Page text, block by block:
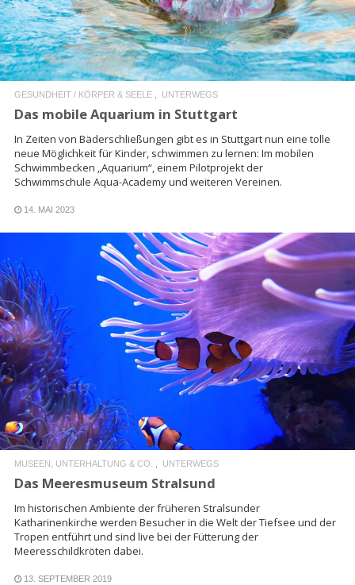
GESUNDHEIT / KÖRPER & SEELE UNTERWEGS
Das mobile Aquarium in Stuttgart
In Zeiten von Bäderschließungen gibt es in Stuttgart nun eine tolle
neue Möglichkeit für Kinder, schwimmen zu lernen: Im mobilen
Schwimmbecken „Aquarium“, einem Pilotprojekt der
Schwimmschule Aqua-Academy und weiteren Vereinen.
14. MAI 2023
READ MORE
MUSEEN, UNTERHALTUNG & CO. UNTERWEGS
Das Meeresmuseum Stralsund
Im historischen Ambiente der früheren Stralsunder
Katharinenkirche werden Besucher in die Welt der Tiefsee und der
Tropen entführt und sind live bei der Fütterung der
Meeresschildkröten dabei.
13. SEPTEMBER 2019